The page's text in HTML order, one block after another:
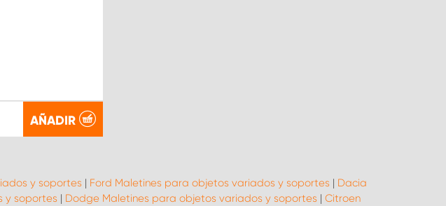
AÑADIR
y soportes | Ford Maletines para objetos variados y soportes | Dacia
y soportes | Dodge Maletines para objetos variados y soportes | Citroen